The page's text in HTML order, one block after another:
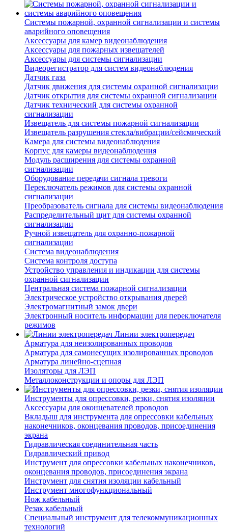
Системы пожарной, охранной сигнализации и системы
аварийного оповещения
Аксессуары для камер видеонаблюдения
Аксессуары для пожарных извещателей
Аксессуары для системы сигнализации
Видеорегистратор для систем видеонаблюдения
Датчик газа
Датчик движения для системы охранной сигнализации
Датчик открытия для системы охранной сигнализации
Датчик технический для системы охранной
сигнализации
Извещатель для системы пожарной сигнализации
Извещатель разрушения стекла/вибрации/сейсмический
Камера для системы видеонаблюдения
Корпус для камеры видеонаблюдения
Модуль расширения для системы охранной
сигнализации
Оборудование передачи сигнала тревоги
Переключатель режимов для системы охранной
сигнализации
Преобразователь сигнала для системы видеонаблюдения
Распределительный щит для системы охранной
сигнализации
Ручной извещатель для охранно-пожарной
сигнализации
Система видеонаблюдения
Система контроля доступа
Устройство управления и индикации для системы
охранной сигнализации
Центральная система пожарной сигнализации
Электрическое устройство открывания дверей
Электромагнитный замок двери
Электронный носитель информации для переключателя
режимов
Линии электропередач
Арматура для неизолированных проводов
Арматура для самонесущих изолированных проводов
Арматура линейно-сцепная
Изоляторы для ЛЭП
Металлоконструкции и опоры для ЛЭП
Инструменты для опрессовки, резки, снятия изоляции
Аксессуары для оконцевателей проводов
Вкладыш для инструмента для опрессовки кабельных
наконечников, оконцевания проводов, присоединения
экрана
Гидравлическая соединительная часть
Гидравлический привод
Инструмент для опрессовки кабельных наконечников,
оконцевания проводов, присоединения экрана
Инструмент для снятия изоляции кабельный
Инструмент многофункциональный
Нож кабельный
Резак кабельный
Специальный инструмент для телекоммуникационных
технологий